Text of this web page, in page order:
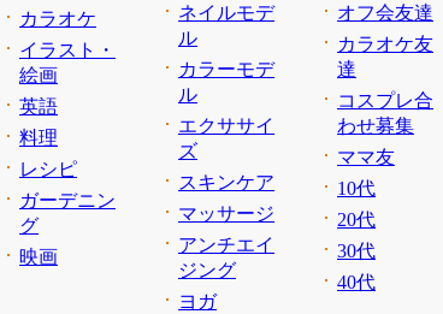
カラオケ
イラスト・
絵画
英語
料理
レシピ
ガーデニン
グ
映画
ネイルモデ
ル
カラーモデ
ル
エクササイ
ズ
スキンケア
マッサージ
アンチエイ
ジング
ヨガ
オフ会友達
カラオケ友
達
コスプレ合
わせ募集
ママ友
10代
20代
30代
40代